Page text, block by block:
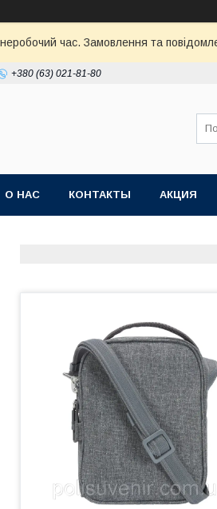
неробочий час. Замовлення та
+380 (63) 021-81-80
О НАС КОНТАКТЫ АКЦИЯ